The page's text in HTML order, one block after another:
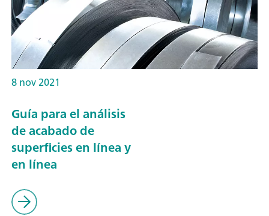
8 nov 2021
Guía para el análisis
de acabado de
superficies en línea y
en línea